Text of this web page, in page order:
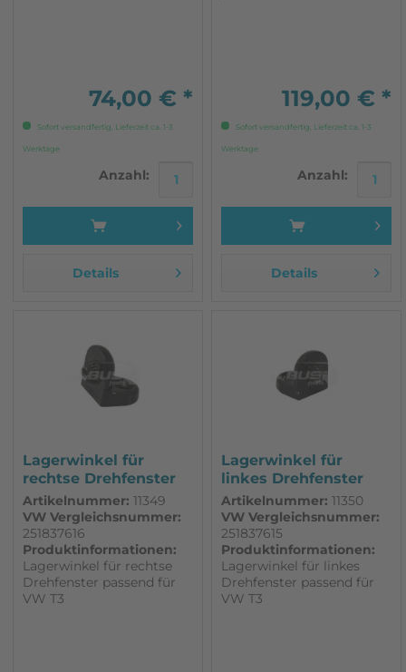
74,00 € *
Sofort versandfertig, Lieferzeit ca. 1-3
Werktage
Anzahl:
Details
119,00 € *
Sofort versandfertig, Lieferzeit ca. 1-3
Werktage
Anzahl:
Details
Lagerwinkel für
rechtse Drehfenster
passend für...
Artikelnummer: 11349
VW Vergleichsnummer:
251837616
Produktinformationen:
Lagerwinkel für rechtse
Drehfenster passend für
VW T3
Lagerwinkel für
linkes Drehfenster
passend für...
Artikelnummer: 11350
VW Vergleichsnummer:
251837615
Produktinformationen:
Lagerwinkel für linkes
Drehfenster passend für
VW T3